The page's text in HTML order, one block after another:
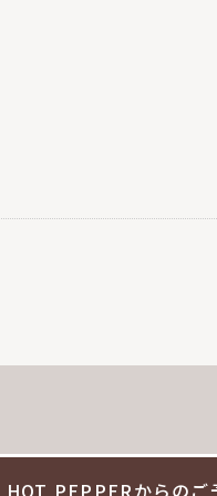
HOT PEPPERからのご